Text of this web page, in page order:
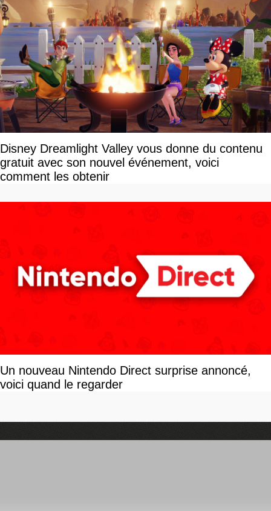
Disney Dreamlight Valley vous donne du contenu
gratuit avec son nouvel événement, voici
comment les obtenir
Un nouveau Nintendo Direct surprise annoncé,
voici quand le regarder